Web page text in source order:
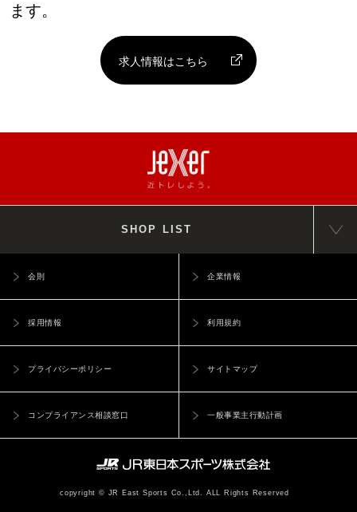
ます。
求人情報はこちら
SHOP LIST
copyright © JR East Sports Co.,Ltd. ALL Rights Reserved
会則 企業情報
採用情報 利用規約
プライバシーポリシー サイトマップ
コンプライアンス相談窓口 一般事業主行動計画